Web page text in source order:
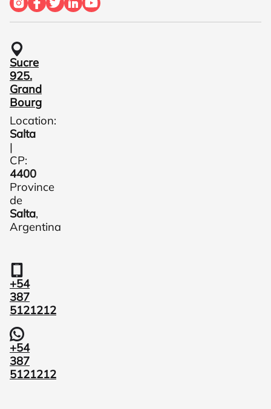
Sucre
925.
Grand
Bourg
Location:
Salta
|
CP:
4400
Province
de
Salta,
Argentina
+54
387
5121212
+54
387
5121212